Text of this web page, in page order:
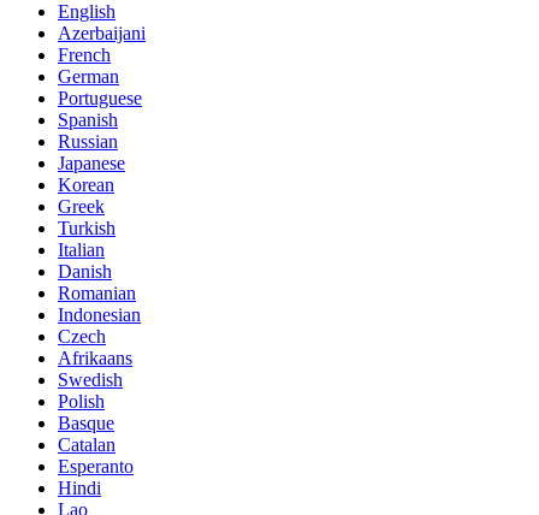
English
Azerbaijani
French
German
Portuguese
Spanish
Russian
Japanese
Korean
Greek
Turkish
Italian
Danish
Romanian
Indonesian
Czech
Afrikaans
Swedish
Polish
Basque
Catalan
Esperanto
Hindi
Lao